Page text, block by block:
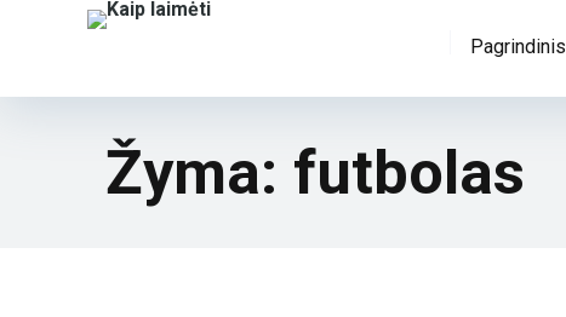
Pagrindinis
Žyma: futbolas